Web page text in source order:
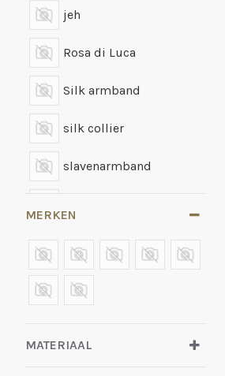
jeh
Rosa di Luca
Silk armband
silk collier
slavenarmband
zilver
zilver gerhodineerd
MERKEN
MATERIAAL